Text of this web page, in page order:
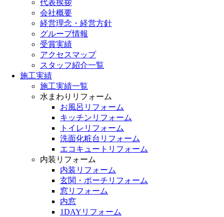
代表挨拶
会社概要
経営理念・経営方針
グループ情報
受賞実績
アクセスマップ
スタッフ紹介一覧
施工実績
施工実績一覧
水まわりリフォーム
お風呂リフォーム
キッチンリフォーム
トイレリフォーム
洗面化粧台リフォーム
エコキュートリフォーム
内装リフォーム
内装リフォーム
玄関・ポーチリフォーム
窓リフォーム
内窓
1DAYリフォーム